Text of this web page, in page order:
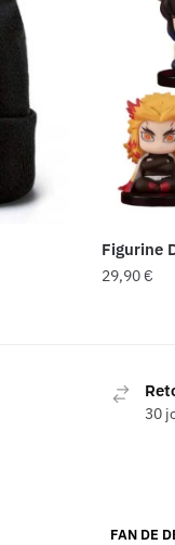
Figurine
29,90€
30
FAN DE